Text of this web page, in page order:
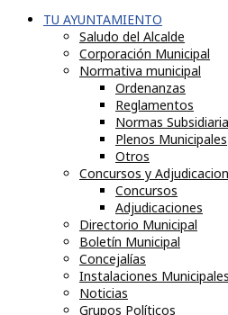
TU AYUNTAMIENTO
Saludo del Alcalde
Corporación Municipal
Normativa municipal
Ordenanzas
Reglamentos
Normas
Plenos Municipales
Otros
Concursos y
Concursos
Adjudicaciones
Directorio Municipal
Boletín Municipal
Concejalías
Instalaciones Municipales
Noticias
Grupos Políticos